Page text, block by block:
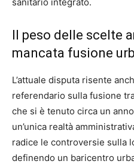
sanitario integrato.
Il peso delle scelte
mancata fusione
L’attuale disputa risente
referendario sulla fusione
che si è tenuto circa un
un’unica realtà
radice le controversie sulla
definendo un baricentro